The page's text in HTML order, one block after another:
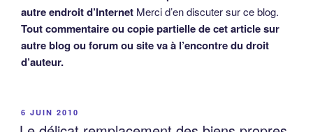
autre endroit d’Internet Merci d’en discuter sur ce blog.
Tout commentaire ou copie partielle de cet article sur
autre blog ou forum ou site va à l’encontre du droit
d’auteur.
PUBLIÉ
LE
6 JUIN 2010